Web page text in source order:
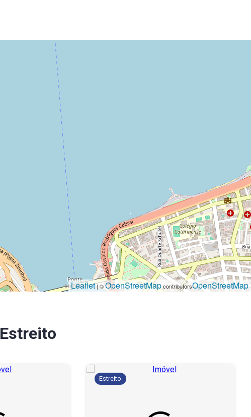
Leaflet| ©OpenStreetMapcontributorsOpenStreetMap
Estreito
Estreito